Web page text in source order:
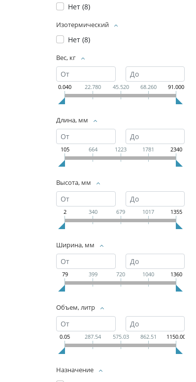
Нет (8)
Изотермический
Нет (8)
Вес, кг
0.040 22.780 45.520 68.260 91.000
Длина, мм
105 664 1223 1781 2340
Высота, мм
2 340 679 1017 1355
Ширина, мм
79 399 720 1040 1360
Объем, литр
0.05 287.54 575.03 862.51 1150.00
Назначение